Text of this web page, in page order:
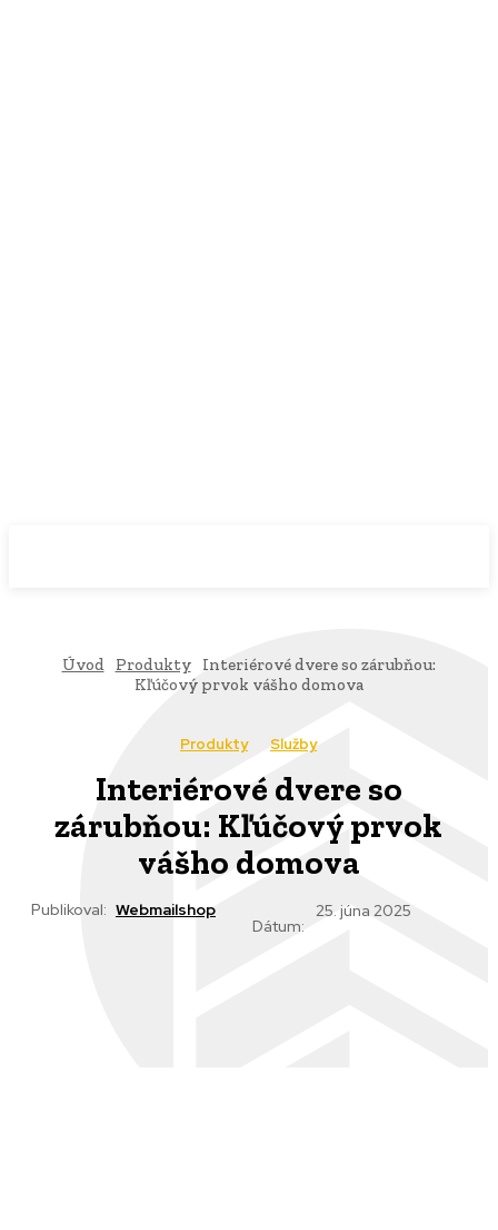
Úvod Produkty
Interiérové dvere so zárubňou:
Kľúčový prvok vášho domova
Produkty Služby
Interiérové dvere so
zárubňou: Kľúčový prvok
vášho domova
Publikoval: Webmailshop
Dátum:
25. júna 2025